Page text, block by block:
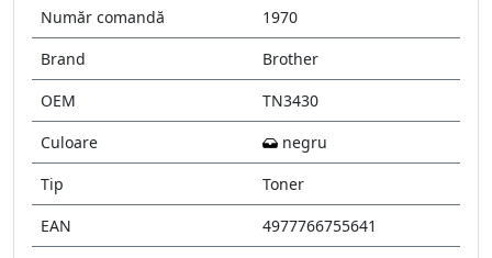
Număr comandă
1970
Brand
Brother
OEM
TN3430
Culoare
negru
Tip
Toner
EAN
4977766755641